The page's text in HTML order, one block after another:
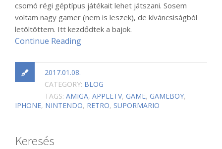
csomó régi géptípus játékait lehet játszani. Sosem
voltam nagy gamer (nem is leszek), de kíváncsiságból
letöltöttem. Itt kezdődtek a bajok.
Continue Reading
2017.01.08.
CATEGORY: BLOG
TAGS: AMIGA, APPLETV, GAME, GAMEBOY,
IPHONE, NINTENDO, RETRO, SUPORMARIO
Keresés